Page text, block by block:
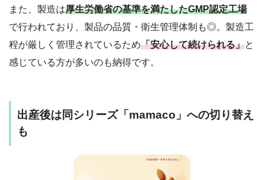
また、製造は厚生労働省の基準を満たしたGMP認定工場
で行われており、製品の品質・衛生管理体制も◎。製造工
程が厳しく管理されているため「安心して続けられる」と
感じている方が多いのも納得です。
出産後は同シリーズ「mamaco」への切り替え
も